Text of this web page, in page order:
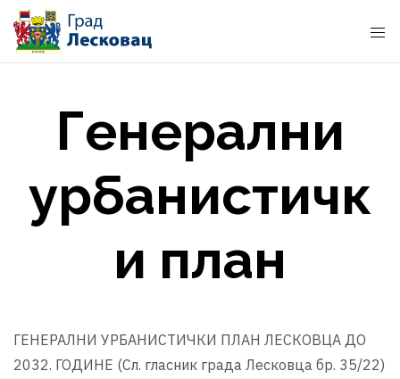
Генерални
урбанистичк
и план
ГЕНЕРАЛНИ УРБАНИСТИЧКИ ПЛАН ЛЕСКОВЦА ДО
2032. ГОДИНЕ (Сл. гласник града Лесковца бр. 35/22)